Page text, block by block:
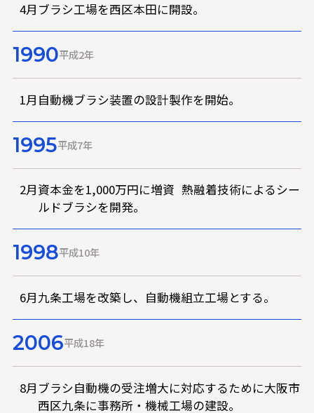
4月 ブラシ工場を西区本田に開設。
1990平成2年
1月 自動機ブラシ装置の設計製作を開始。
1995平成7年
2月資本金を1,000万円に増資 熱融着技術によるシー
ルドブラシを開発。
1998平成10年
6月九条工場を改築し、自動機組立工場とする。
2006平成18年
8月 ブラシ自動機の受注増大に対応するために大阪市
西区九条に事務所・機械工場の建設。